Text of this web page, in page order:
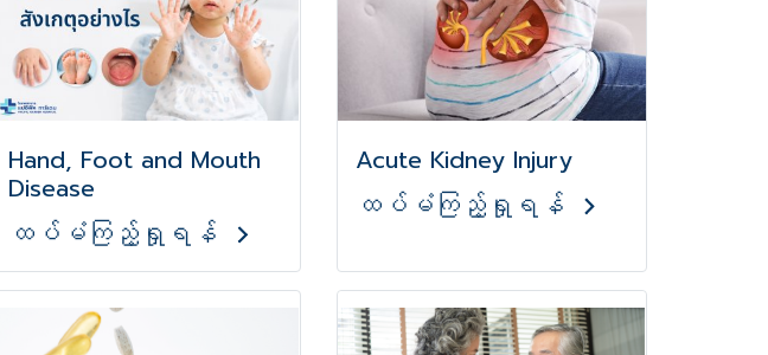
Hand, Foot and Mouth
Disease
ထပ်မံကြည့်ရှုရန်
Acute Kidney Injury
ထပ်မံကြည့်ရှုရန်